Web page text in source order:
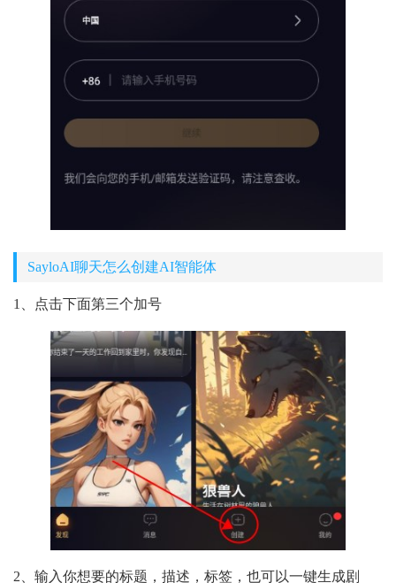
SayloAI聊天怎么创建AI智能体
1、点击下面第三个加号
2、输入你想要的标题，描述，标签，也可以一键生成剧